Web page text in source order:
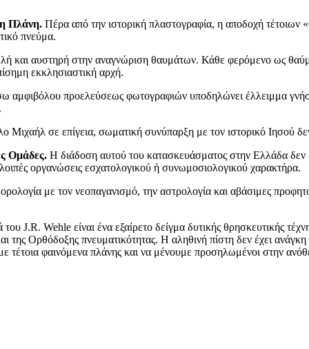
Πλάνη. Πέρα από την ιστορική πλαστογραφία, η αποδοχή τέτοιων
πνεύμα.
και αυστηρή στην αναγνώριση θαυμάτων. Κάθε φερόμενο ως
εκκλησιαστική αρχή.
αμφιβόλου προελεύσεως φωτογραφιών υποδηλώνει έλλειμμα
Μιχαήλ σε επίγεια, σωματική συνύπαρξη με τον ιστορικό Ιησού
Ομάδες. Η διάδοση αυτού του κατασκευάσματος στην Ελλάδα δεν
οργανώσεις εσχατολογικού ή συνωμοσιολογικού χαρακτήρα.
με τον νεοπαγανισμό, την αστρολογία και αβάσιμες
J.R. Wehle είναι ένα εξαίρετο δείγμα δυτικής θρησκευτικής
της Ορθόδοξης πνευματικότητας. Η αληθινή πίστη δεν έχει
τέτοια φαινόμενα πλάνης και να μένουμε προσηλωμένοι στην